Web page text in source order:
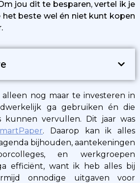
jou dit te besparen, vertel ik je
het beste wel én niet kunt kopen
nog maar te investeren in
ga gebruiken én die
kunnen vervullen. Dit jaar was
. Daarop kan ik alles
bijhouden, aantekeningen
en werkgroepen
efficiënt, want ik heb alles bij
onnodige uitgaven voor